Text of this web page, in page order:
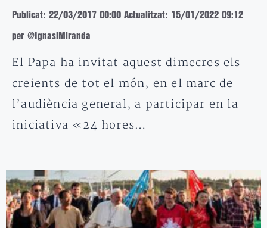
Publicat: 22/03/2017 00:00 Actualitzat: 15/01/2022 09:12
per @IgnasiMiranda
El Papa ha invitat aquest dimecres els
creients de tot el món, en el marc de
l’audiència general, a participar en la
iniciativa «24 hores…